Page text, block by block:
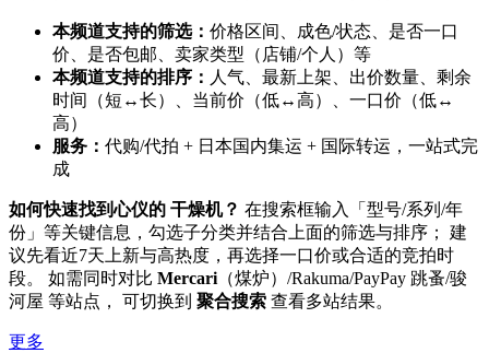
本频道支持的筛选： 价格区间、成色/状态、是否一口
价、是否包邮、卖家类型（店铺/个人）等
本频道支持的排序： 人气、最新上架、出价数量、剩余
时间（短↔长）、当前价（低↔高）、一口价（低↔
高）
服务： 代购/代拍 + 日本国内集运 + 国际转运，一站式完
成
如何快速找到心仪的 干燥机？ 在搜索框输入「型号/系列/年
份」等关键信息，勾选子分类并结合上面的筛选与排序； 建
议先看近7天上新与高热度，再选择一口价或合适的竞拍时
段。 如需同时对比 Mercari （煤炉）/Rakuma/PayPay 跳蚤/骏
河屋 等站点， 可切换到 聚合搜索 查看多站结果。
更多